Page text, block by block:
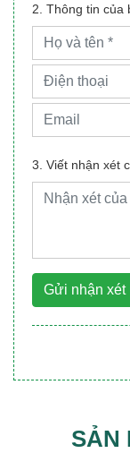
2. Thông tin của
3. Viết nhận xét
Gửi nhận xét
SẢN